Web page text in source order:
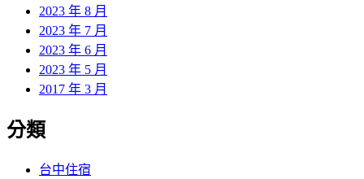
2023 年 8 月
2023 年 7 月
2023 年 6 月
2023 年 5 月
2017 年 3 月
分類
台中住宿